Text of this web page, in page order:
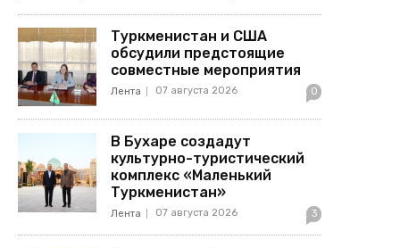
Туркменистан и США
обсудили предстоящие
совместные мероприятия
Лента 07 августа 2026 0
В Бухаре создадут
культурно-туристический
комплекс «Маленький
Туркменистан»
Лента 07 августа 2026 3